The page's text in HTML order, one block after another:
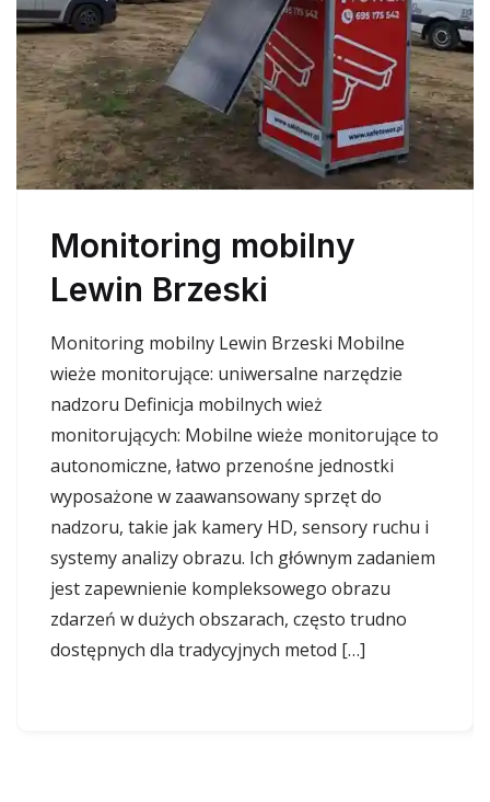
Monitoring mobilny
Lewin Brzeski
Monitoring mobilny Lewin Brzeski Mobilne
wieże monitorujące: uniwersalne narzędzie
nadzoru Definicja mobilnych wież
monitorujących: Mobilne wieże monitorujące to
autonomiczne, łatwo przenośne jednostki
wyposażone w zaawansowany sprzęt do
nadzoru, takie jak kamery HD, sensory ruchu i
systemy analizy obrazu. Ich głównym zadaniem
jest zapewnienie kompleksowego obrazu
zdarzeń w dużych obszarach, często trudno
dostępnych dla tradycyjnych metod […]